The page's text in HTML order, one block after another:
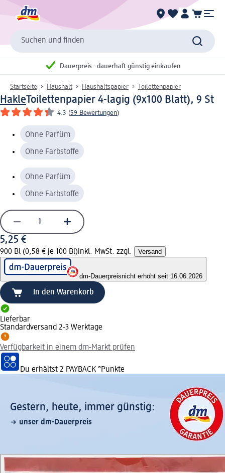
Suchen und finden
Dauerpreis - dauerhaft günstig einkaufen
Startseite Haushalt Haushaltspapier Toilettenpapier
HakleToilettenpapier 4-lagig (9x100 Blatt), 9 St
4.3 (59 Bewertungen)
Ohne Parfüm
Ohne Farbstoffe
Ohne Parfüm
Ohne Farbstoffe
5,25 €
900 Bl (0,58 € je 100 Bl)inkl. MwSt. zzgl. Versand
dm-Dauerpreisnicht erhöht seit 16.06.2026
In den Warenkorb
Lieferbar
Standardversand 2-3 Werktage
Verfügbarkeit in einem dm-Markt prüfen
Du erhältst 2 PAYBACK °Punkte
Gestern, heute, immer günstig:
unser dm-Dauerpreis